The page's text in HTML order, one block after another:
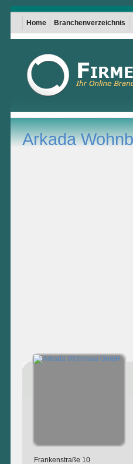
Home Branchenverzeichnis
Arkada
Frankenstraße 10